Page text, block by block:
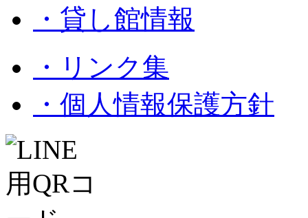
・貸し館情報
・リンク集
・個人情報保護方針